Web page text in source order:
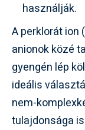
használják.
A perklorát ion
anionok közé
gyengén lép
ideális
nem-
tulajdonsága